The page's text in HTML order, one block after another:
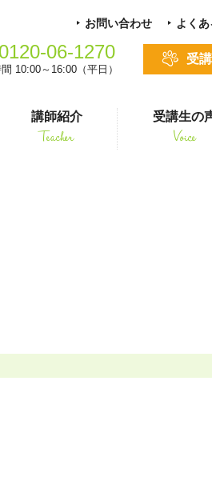
講師紹介
Teacher
受講生の
Voice
受
お問い合わせ よく
0120-06-1270
10:00～16:00（平日）